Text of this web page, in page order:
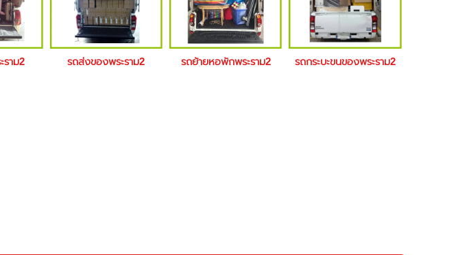
าม2 รถส่งของพระราม2 รถย้ายหอพักพระราม2 รถกระบะขนของพระราม2